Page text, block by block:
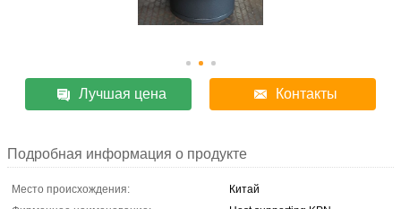
Лучшая цена Контакты
Подробная информация о продукте
Место происхождения:
Китай